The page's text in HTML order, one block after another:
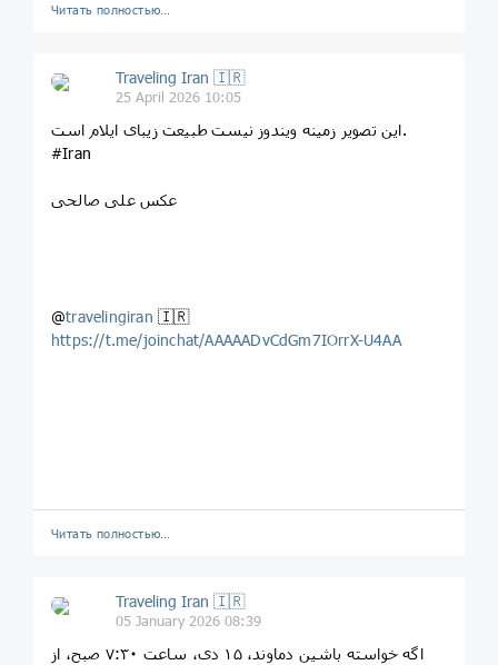
Читать полностью…
Traveling Iran 🇮🇷
25 April 2026 10:05
‏این تصویر زمینه ویندوز نیست طبیعت زیبای ایلام است.
‎#Iran
عکس علی صالحی
@travelingiran 🇮🇷
https://t.me/joinchat/AAAAADvCdGm7IOrrX-U4AA
Читать полностью…
Traveling Iran 🇮🇷
05 January 2026 08:39
‏اگه خواسته باشین دماوند، ۱۵ دی، ساعت ۷:۳۰ صبح، از